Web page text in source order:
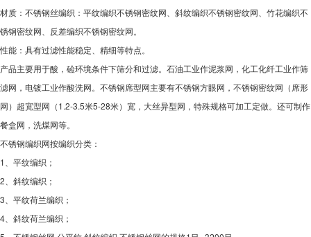
材质：不锈钢丝编织：平纹编织不锈钢密纹网、斜纹编织不锈钢密纹网、竹花编织不
锈钢密纹网、反差编织不锈钢密纹网。
性能：具有过滤性能稳定、精细等特点。
产品主要用于酸，硷环境条件下筛分和过滤。石油工业作泥浆网，化工化纤工业作筛
滤网，电镀工业作酸洗网。不锈钢席型网主要有不锈钢方眼网，不锈钢密纹网（席形
网）超宽型网（1.2-3.5米5-28米）宽，大丝异型网，特殊规格可加工定做。还可制作
餐盒网，洗煤网等。
不锈钢编织网按编织分类：
1、平纹编织；
2、斜纹编织；
3、平纹荷兰编织；
4、斜纹荷兰编织；